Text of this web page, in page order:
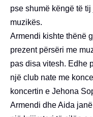
pse shumë këngë të
muzikës.
Armendi kishte thënë
prezent përsëri me
pas disa vitesh. Edhe
një club nate me
koncertin e Jehona
Armendi dhe Aida